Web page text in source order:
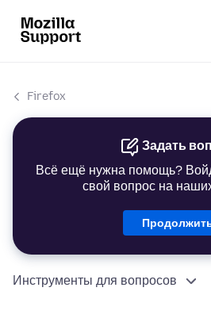
Firefox
Задать
Всё ещё нужна помощь?
свой вопрос на
Инструменты для вопросов